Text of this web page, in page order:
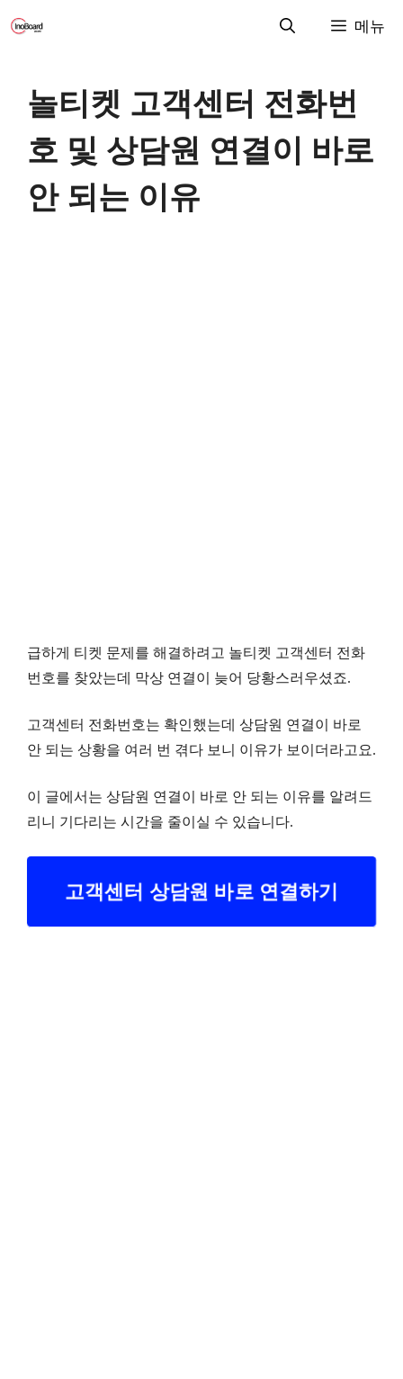
텐
메뉴
놀티켓 고객센터 전화번
호 및 상담원 연결이 바로
안 되는 이유
급하게 티켓 문제를 해결하려고 놀티켓 고객센터 전화
번호를 찾았는데 막상 연결이 늦어 당황스러우셨죠.
고객센터 전화번호는 확인했는데 상담원 연결이 바로
안 되는 상황을 여러 번 겪다 보니 이유가 보이더라고요.
이 글에서는 상담원 연결이 바로 안 되는 이유를 알려드
리니 기다리는 시간을 줄이실 수 있습니다.
고객센터 상담원 바로 연결하기